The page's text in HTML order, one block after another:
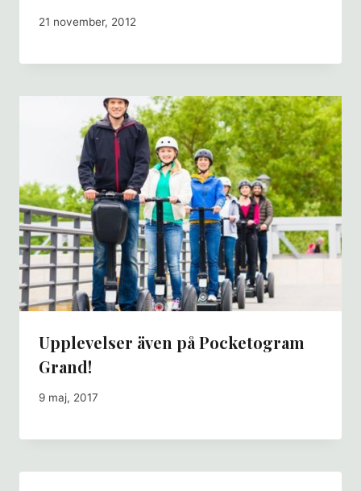
21 november, 2012
Upplevelser även på Pocketogram
Grand!
9 maj, 2017